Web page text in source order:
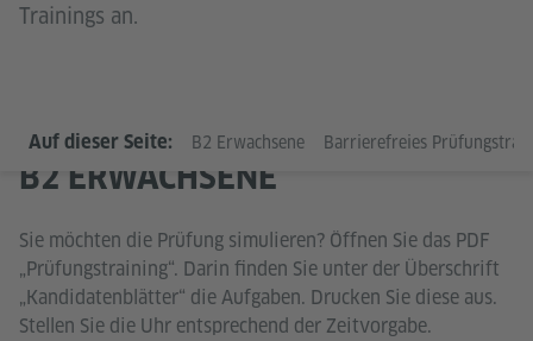
Trainings an.
Auf dieser Seite: B2 Erwachsene Barrierefreies
B2 ERWACHSENE
Sie möchten die Prüfung simulieren? Öffnen Sie das PDF
„Prüfungstraining“. Darin finden Sie unter der Überschrift
„Kandidatenblätter“ die Aufgaben. Drucken Sie diese aus.
Stellen Sie die Uhr entsprechend der Zeitvorgabe.